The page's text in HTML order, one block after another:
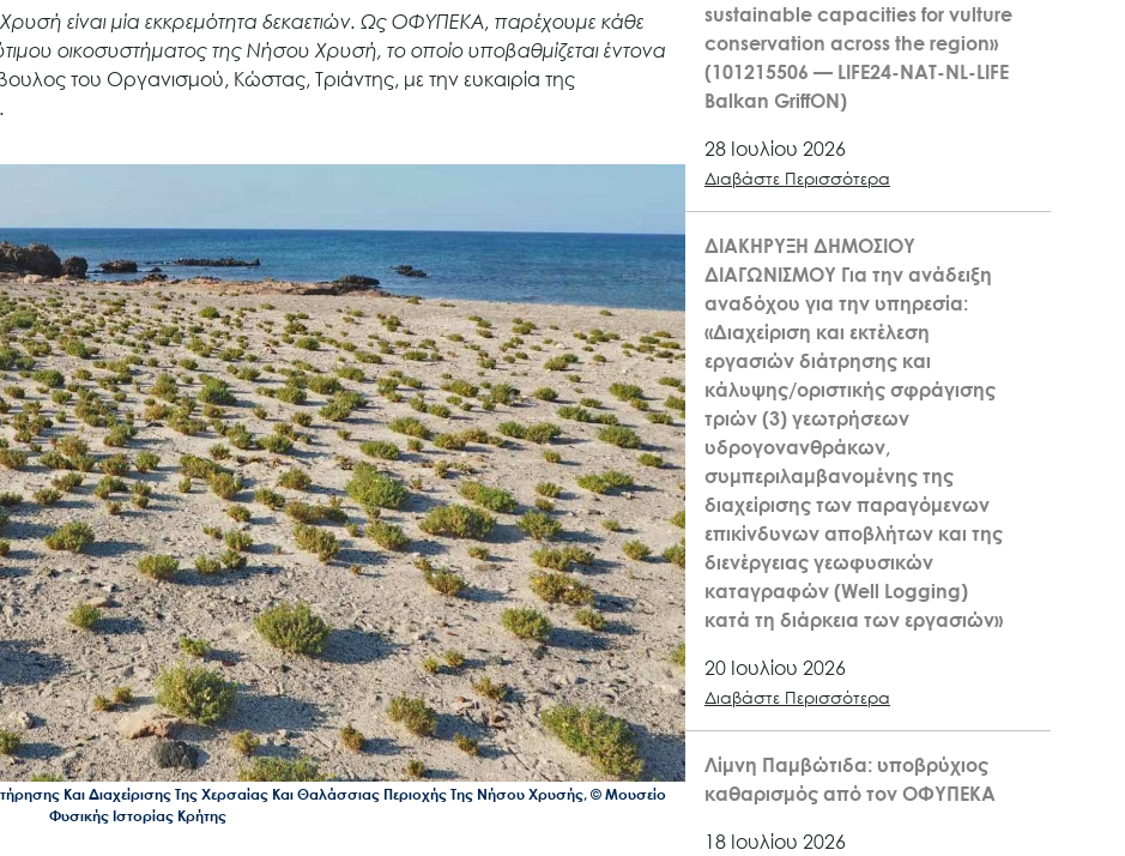
είναι μία εκκρεμότητα δεκαετιών. Ως ΟΦΥΠΕΚΑ, παρέχουμε κάθε
οικοσυστήματος της Νήσου Χρυσή, το οποίο υποβαθμίζεται έντονα
του Οργανισμού, Κώστας, Τριάντης, με την ευκαιρία της
Και Διαχείρισης Της Χερσαίας Και Θαλάσσιας Περιοχής Της Νήσου Χρυσής, © Μουσείο
Φυσικής Ιστορίας Κρήτης
sustainable capacities for vulture
conservation across the region»
(101215506 — LIFE24-NAT-NL-LIFE
Balkan GriffON)
28 Ιουλίου 2026
Διαβάστε Περισσότερα
ΔΙΑΚΗΡΥΞΗ ΔΗΜΟΣΙΟΥ
ΔΙΑΓΩΝΙΣΜΟΥ Για την ανάδειξη
αναδόχου για την υπηρεσία:
«Διαχείριση και εκτέλεση
εργασιών διάτρησης και
κάλυψης/οριστικής σφράγισης
τριών (3) γεωτρήσεων
υδρογονανθράκων,
συμπεριλαμβανομένης της
διαχείρισης των παραγόμενων
επικίνδυνων αποβλήτων και της
διενέργειας γεωφυσικών
καταγραφών (Well Logging)
κατά τη διάρκεια των εργασιών»
20 Ιουλίου 2026
Διαβάστε Περισσότερα
Λίμνη Παμβώτιδα: υποβρύχιος
καθαρισμός από τον ΟΦΥΠΕΚΑ
18 Ιουλίου 2026